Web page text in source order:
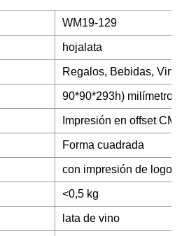
WM19-129
hojalata
Regalos, Bebidas, Vino
90*90*293h) milímetro
Impresión en offset
Forma cuadrada
con impresión de
<0,5 kg
lata de vino